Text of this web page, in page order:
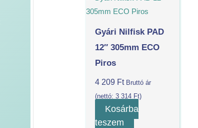
Gyári Nilfisk PAD
12″ 305mm ECO
Piros
4 209 Ft Bruttó ár
(nettó: 3 314 Ft)
Kosárba
teszem